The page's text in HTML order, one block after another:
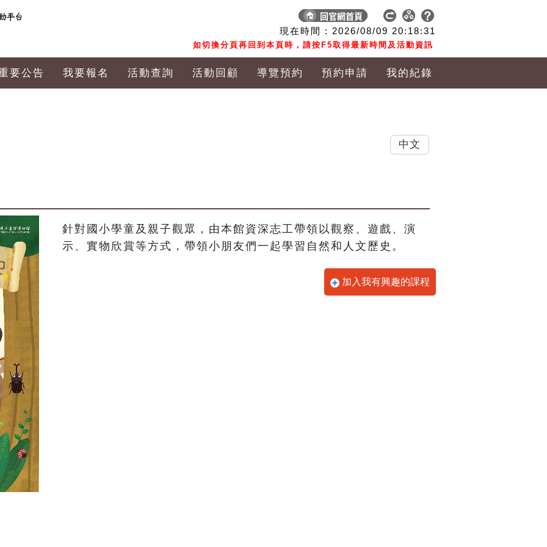
現在時間 : 2026/08/09 20:18:32
如切換分頁再回到本頁時，請按F5取得最新時間及活動資訊
要公告 我要報名 活動查詢 活動回顧 導覽預約 預約申請 我的紀錄
針對國小學童及親子觀眾，由本館資深志工帶領以觀察、遊戲、演
示、實物欣賞等方式，帶領小朋友們一起學習自然和人文歷史。
加入我有興趣的課程